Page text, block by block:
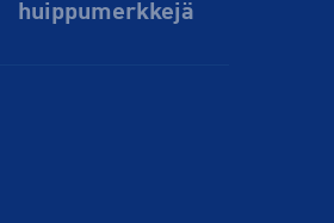
huippu­merkkejä